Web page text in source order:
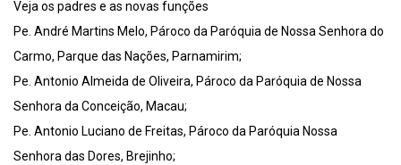
Veja os padres e as novas funções
Pe. André Martins Melo, Pároco da Paróquia de Nossa Senhora do
Carmo, Parque das Nações, Parnamirim;
Pe. Antonio Almeida de Oliveira, Pároco da Paróquia de Nossa
Senhora da Conceição, Macau;
Pe. Antonio Luciano de Freitas, Pároco da Paróquia Nossa
Senhora das Dores, Brejinho;